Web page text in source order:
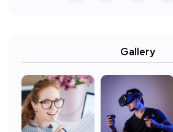
Gallery